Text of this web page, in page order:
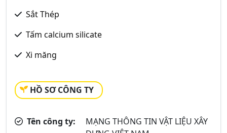
Sắt Thép
Tấm calcium silicate
Xi măng
HỒ SƠ CÔNG TY
Tên công ty:
MẠNG THÔNG TIN VẬT LIỆU XÂY